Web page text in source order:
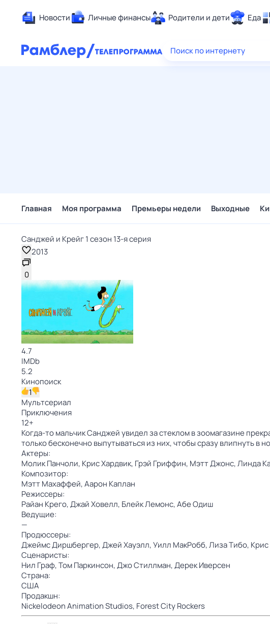
Новости Личные финансы Родители и дети Еда
Здоровье
Поиск по интернету
Главная Моя программа Премьеры недели Выходные
Санджей и Крейг 1 сезон 13-я серия
2013
0
4.7
IMDb
5.2
Кинопоиск
1
Мультсериал
Приключения
12+
Когда-то мальчик Санджей увидел за стеклом в зоомагазине
только бесконечно выпутываться из них, чтобы сразу влипнуть в
Актеры:
Молик Панчоли, Крис Хардвик, Грэй Гриффин, Мэтт Джонс,Линда
Композитор:
Мэтт Махаффей,Аарон Каплан
Режиссеры:
Райан Крего,Джай Ховелл, Блейк Лемонс,Абе Одиш
Ведущие:
—
Продюссеры:
Джеймс Диршбергер,Джей Хауэлл,Уилл МакРобб,Лиза Тибо,
Сценаристы:
Нил Граф,Том Паркинсон,Джо Стиллман,Дерек Иверсен
Страна:
США
Продакшн:
Nickelodeon Animation Studios, Forest City Rockers